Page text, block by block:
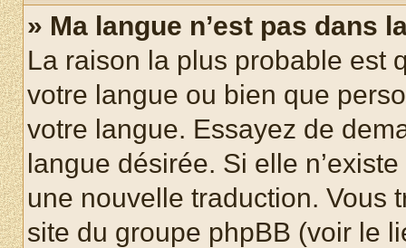
» Ma langue n’est pas dans
La raison la plus probable est
votre langue ou bien que
votre langue. Essayez de
langue désirée. Si elle
une nouvelle traduction. Vous
site du groupe phpBB (voir le